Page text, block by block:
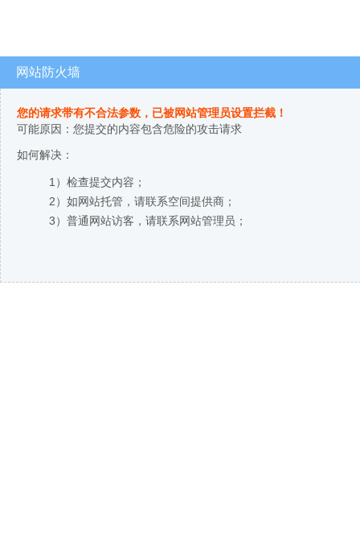
网站防火墙
您的请求带有不合法参数，已被网站管理员设置拦截！
可能原因：您提交的内容包含危险的攻击请求
如何解决：
1）检查提交内容；
2）如网站托管，请联系空间提供商；
3）普通网站访客，请联系网站管理员；